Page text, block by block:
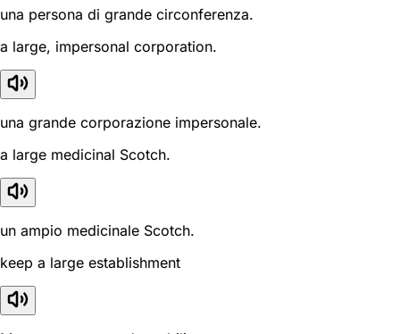
una persona di grande circonferenza.
a large, impersonal corporation.
una grande corporazione impersonale.
a large medicinal Scotch.
un ampio medicinale Scotch.
keep a large establishment